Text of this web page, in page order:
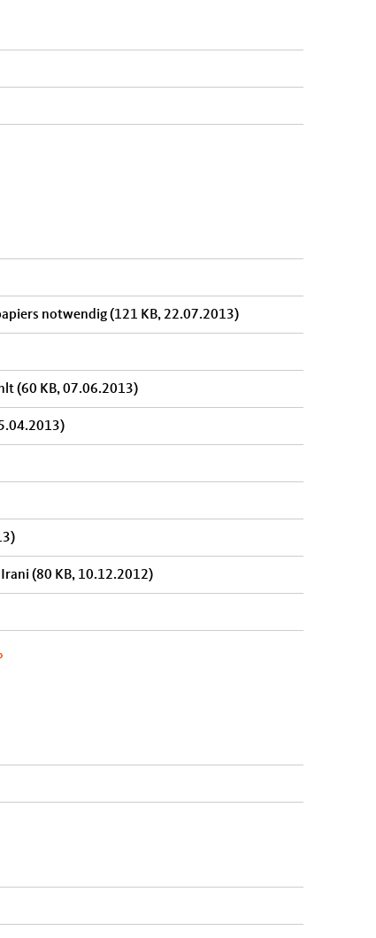
notwendig(121 KB, 22.07.2013)
(60 KB, 07.06.2013)
Irani(80 KB, 10.12.2012)